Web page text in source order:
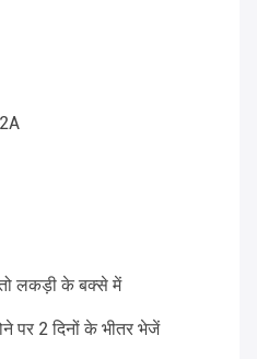
लकड़ी के बक्से में
पर 2 दिनों के भीतर भेजें